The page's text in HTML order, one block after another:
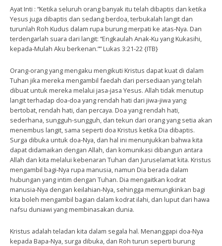
Ayat Inti : “Ketika seluruh orang banyak itu telah dibaptis dan ketika
Yesus juga dibaptis dan sedang berdoa, terbukalah langit dan
turunlah Roh Kudus dalam rupa burung merpati ke atas-Nya. Dan
terdengarlah suara dari langit: “Engkaulah Anak-Ku yang Kukasihi,
kepada-Mulah Aku berkenan.”” Lukas 3:21-22 {ITB}
Orang-orang yang mengaku mengikuti Kristus dapat kuat di dalam
Tuhan jika mereka mengambil faedah dari persediaan yang telah
dibuat untuk mereka melalui jasa-jasa Yesus. Allah tidak menutup
langit terhadap doa-doa yang rendah hati dari jiwa-jiwa yang
bertobat, rendah hati, dan percaya. Doa yang rendah hati,
sederhana, sungguh-sungguh, dan tekun dari orang yang setia akan
menembus langit, sama seperti doa Kristus ketika Dia dibaptis.
Surga dibuka untuk doa-Nya, dan hal ini menunjukkan bahwa kita
dapat didamaikan dengan Allah, dan komunikasi dibangun antara
Allah dan kita melalui kebenaran Tuhan dan Juruselamat kita. Kristus
mengambil bagi-Nya rupa manusia, namun Dia berada dalam
hubungan yang intim dengan Tuhan. Dia mengaitkan kodrat
manusia-Nya dengan keilahian-Nya, sehingga memungkinkan bagi
kita boleh mengambil bagian dalam kodrat ilahi, dan luput dari hawa
nafsu duniawi yang membinasakan dunia.
Kristus adalah teladan kita dalam segala hal. Menanggapi doa-Nya
kepada Bapa-Nya, surga dibuka, dan Roh turun seperti burung